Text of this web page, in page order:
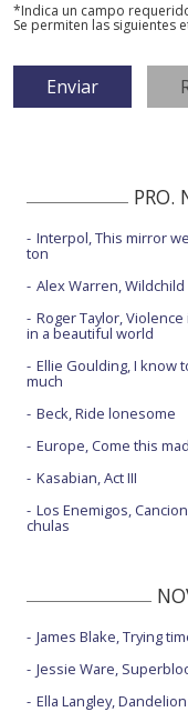
*Indica un campo
Se permiten las siguientes
PRO.
Interpol, This mirror
ton
Alex Warren, Wildchild
Roger Taylor,
in a beautiful world
Ellie Goulding, I know
much
Beck, Ride lonesome
Europe, Come this
Kasabian, Act III
Los Enemigos,
chulas
James Blake, Trying
Jessie Ware,
Ella Langley, Dandelion